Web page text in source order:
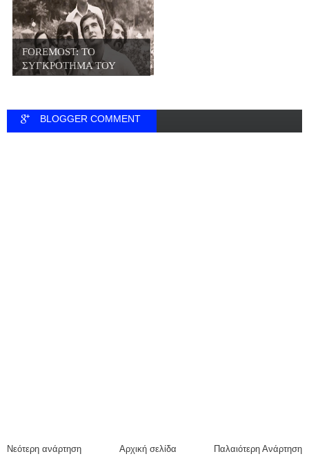
FOREMOST: ΤΟ
ΣΥΓΚΡΟΤΗΜΑ ΤΟΥ
ΓΙΩΡΓΟΥ...
BLOGGER COMMENT
Νεότερη ανάρτηση Παλαιότερη Ανάρτηση
Αρχική σελίδα